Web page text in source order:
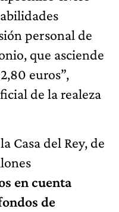
personal de
que asciende
euros”,
de la realeza
Casa del Rey, de
en cuenta
de